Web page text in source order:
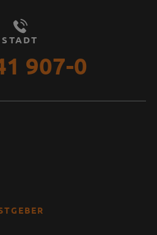
STADT
907-0